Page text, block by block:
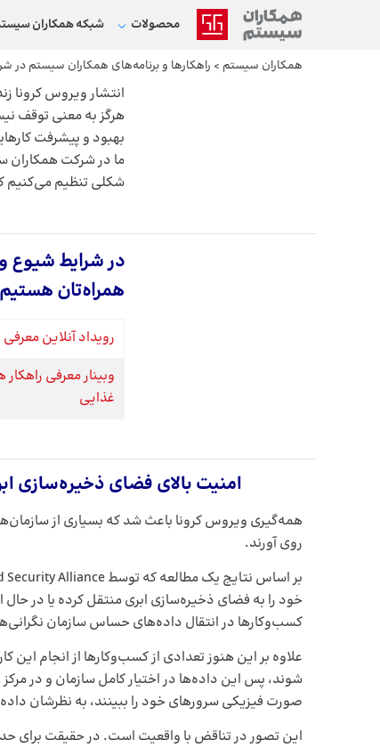
محصولات شبکه‌ همکاران
همکاران سیستم > راهکارها و برنامه‌های همکاران سیستم در
انتشار ویروس کرونا
هرگز به معنی توقف
بهبود و پیشرفت
ما در شرکت همکاران
شکلی تنظیم می‌کنیم
در شرایط شیوع
همراه‌تان
رویداد آنلاین معرفی
وبینار معرفی
غذایی
امنیت بالای فضای ذخیره‌سازی
همه‌گیری ویروس کرونا باعث شد که بسیاری از
روی آورند.
کسب‌وکارها در انتقال داده‌های حساس سازمان
علاوه بر این هنوز تعدادی از کسب‌وکارها از انجام این
شوند، پس این داده‌ها در اختیار کامل سازمان و در
صورت فیزیکی سرورهای خود را ببینند، به نظرشان
این تصور در تناقض با واقعیت است. در حقیقت برای